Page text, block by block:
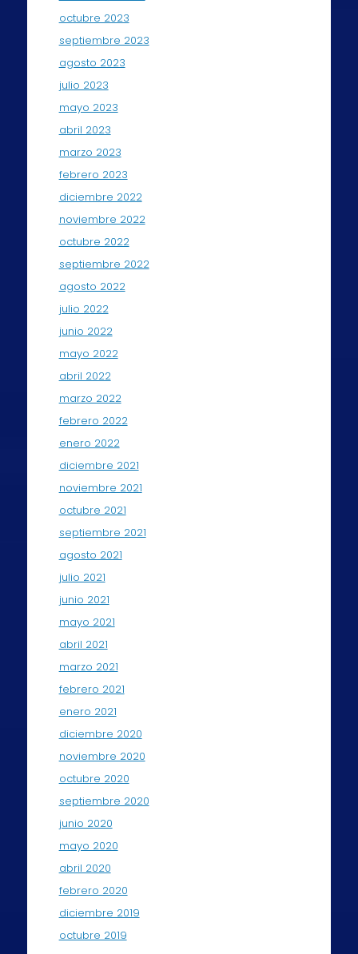
octubre 2023
septiembre 2023
agosto 2023
julio 2023
mayo 2023
abril 2023
marzo 2023
febrero 2023
diciembre 2022
noviembre 2022
octubre 2022
septiembre 2022
agosto 2022
julio 2022
junio 2022
mayo 2022
abril 2022
marzo 2022
febrero 2022
enero 2022
diciembre 2021
noviembre 2021
octubre 2021
septiembre 2021
agosto 2021
julio 2021
junio 2021
mayo 2021
abril 2021
marzo 2021
febrero 2021
enero 2021
diciembre 2020
noviembre 2020
octubre 2020
septiembre 2020
junio 2020
mayo 2020
abril 2020
febrero 2020
diciembre 2019
octubre 2019